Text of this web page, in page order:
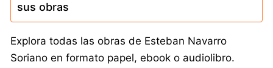
sus obras
Explora todas las obras de Esteban Navarro
Soriano en formato papel, ebook o audiolibro.